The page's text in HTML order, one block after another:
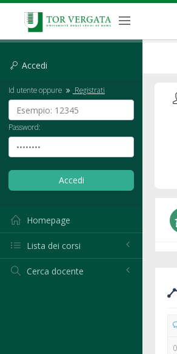
Accedi
Id utente oppure Registrati
Password:
Homepage
Lista dei corsi
Cerca docente
0